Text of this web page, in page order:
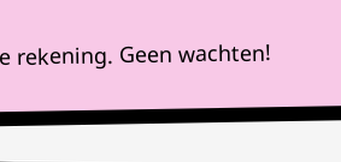
Geen wachten!